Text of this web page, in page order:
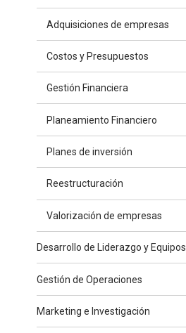
Adquisiciones de empresas
Costos y Presupuestos
Gestión Financiera
Planeamiento Financiero
Planes de inversión
Reestructuración
Valorización de empresas
Desarrollo de Liderazgo y Equipos
Gestión de Operaciones
Marketing e Investigación